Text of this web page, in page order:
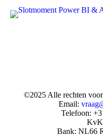
©2025 Alle rechten
Email:
Telefoon:
Bank: NL66